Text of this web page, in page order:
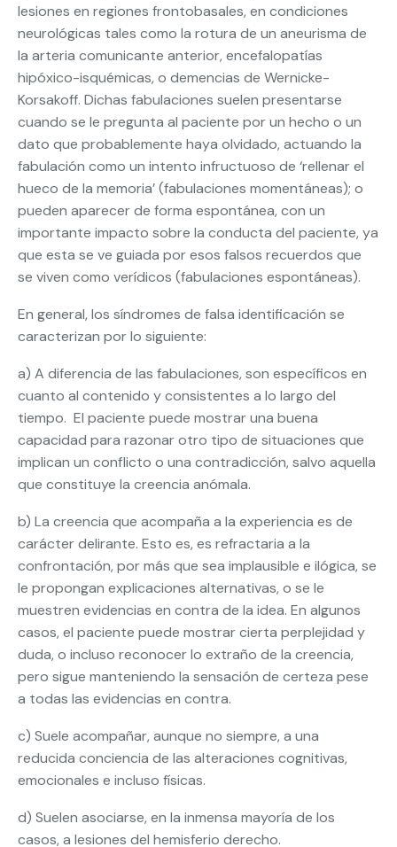
lesiones en regiones frontobasales, en condiciones
neurológicas tales como la rotura de un aneurisma de
la arteria comunicante anterior, encefalopatías
hipóxico-isquémicas, o demencias de Wernicke-
Korsakoff. Dichas fabulaciones suelen presentarse
cuando se le pregunta al paciente por un hecho o un
dato que probablemente haya olvidado, actuando la
fabulación como un intento infructuoso de ‘rellenar el
hueco de la memoria’ (fabulaciones momentáneas); o
pueden aparecer de forma espontánea, con un
importante impacto sobre la conducta del paciente, ya
que esta se ve guiada por esos falsos recuerdos que
se viven como verídicos (fabulaciones espontáneas).
En general, los síndromes de falsa identificación se
caracterizan por lo siguiente:
a) A diferencia de las fabulaciones, son específicos en
cuanto al contenido y consistentes a lo largo del
tiempo. El paciente puede mostrar una buena
capacidad para razonar otro tipo de situaciones que
implican un conflicto o una contradicción, salvo aquella
que constituye la creencia anómala.
b) La creencia que acompaña a la experiencia es de
carácter delirante. Esto es, es refractaria a la
confrontación, por más que sea implausible e ilógica, se
le propongan explicaciones alternativas, o se le
muestren evidencias en contra de la idea. En algunos
casos, el paciente puede mostrar cierta perplejidad y
duda, o incluso reconocer lo extraño de la creencia,
pero sigue manteniendo la sensación de certeza pese
a todas las evidencias en contra.
c) Suele acompañar, aunque no siempre, a una
reducida conciencia de las alteraciones cognitivas,
emocionales e incluso físicas.
d) Suelen asociarse, en la inmensa mayoría de los
casos, a lesiones del hemisferio derecho.